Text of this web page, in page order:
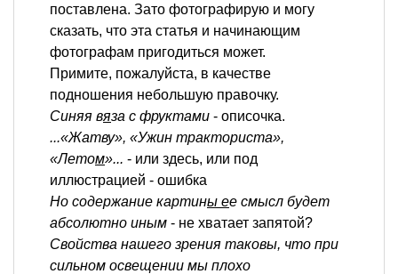
поставлена. Зато фотографирую и могу
сказать, что эта статья и начинающим
фотографам пригодиться может.
Примите, пожалуйста, в качестве
подношения небольшую правочку.
Синяя вяза с фруктами - описочка.
...«Жатву», «Ужин тракториста»,
«Летом»... - или здесь, или под
иллюстрацией - ошибка
Но содержание картины ее смысл будет
абсолютно иным - не хватает запятой?
Свойства нашего зрения таковы, что при
сильном освещении мы плохо